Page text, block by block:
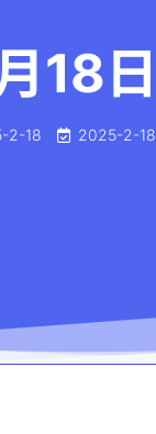
18日
2-18 2025-2-18